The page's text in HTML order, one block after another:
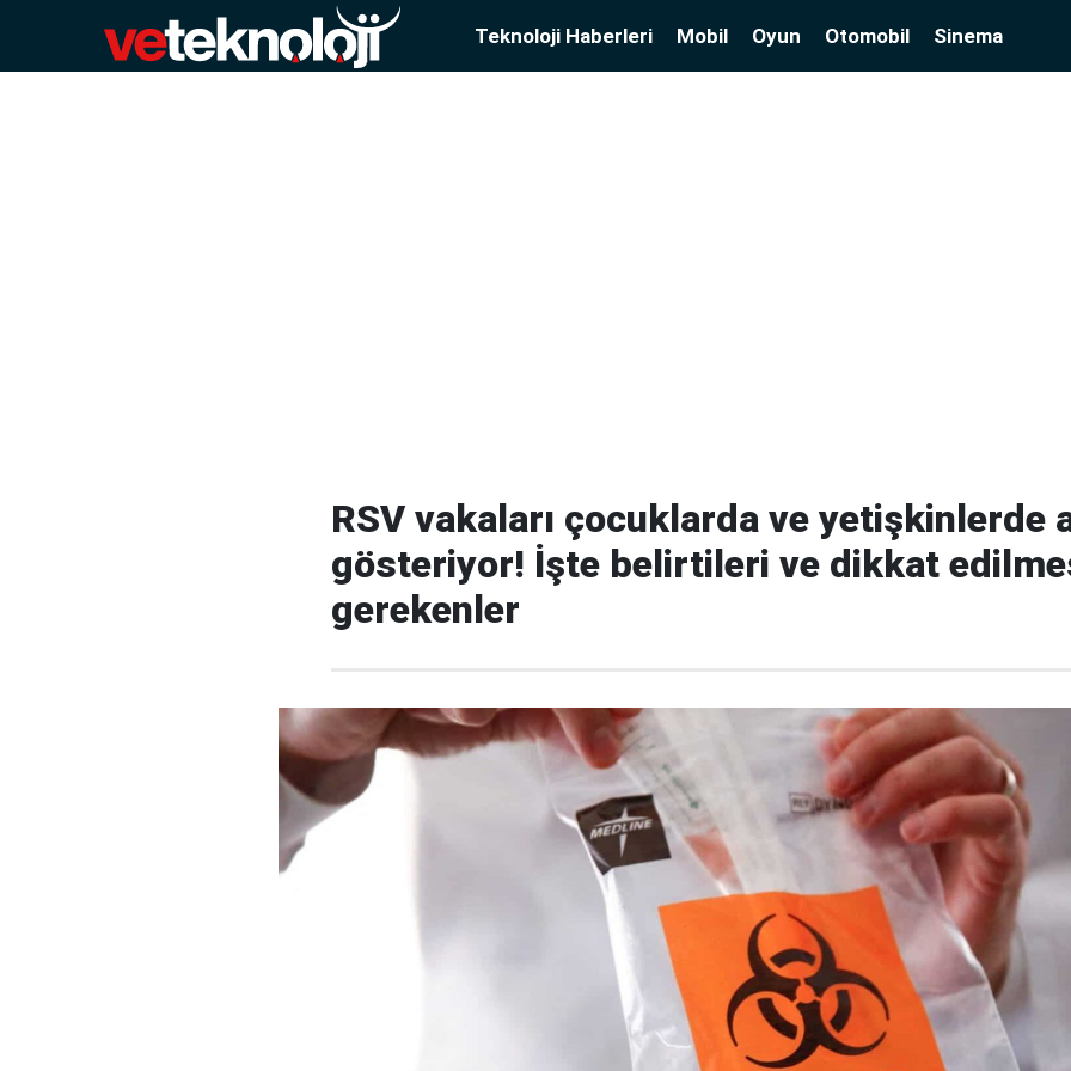
Teknoloji Haberleri Mobil Oyun Otomobil Sinema
RSV vakaları çocuklarda ve yetişkinlerde
gösteriyor! İşte belirtileri ve dikkat
gerekenler